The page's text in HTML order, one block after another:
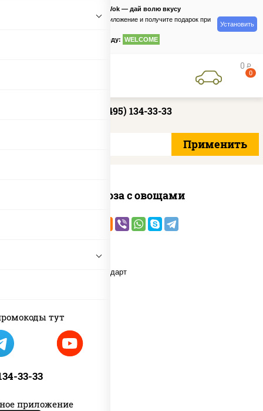
тут
33-33
приложение
PizzaSushiWok — дай волю вкусу
Скачайте приложение и получите подарок при
по промокоду: WELCOME
Установить
0 руб
0
+7 (495) 134-33-33
Фунчоза с овощами